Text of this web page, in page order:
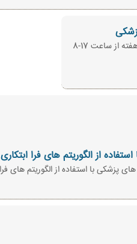
از ساعت 17-8
از الگوریتم های فرا ابتکاری